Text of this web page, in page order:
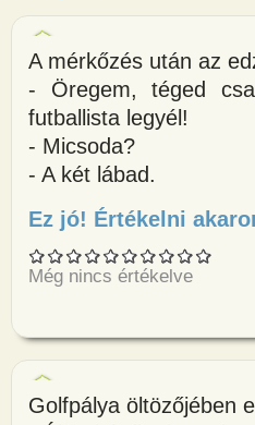
A mérkőzés után az
- Öregem, téged
futballista legyél!
- Micsoda?
- A két lábad.
Ez jó! Értékelni
Még nincs értékelve
Golfpálya öltözőjében